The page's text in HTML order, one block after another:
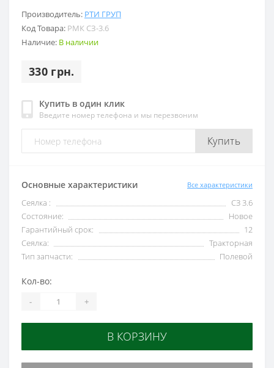
Производитель: РТИ ГРУП
Код Товара: РМК СЗ-3.6
Наличие: В наличии
330 грн.
Купить в один клик
Введите номер телефона и мы перезвоним
Купить
Основные характеристики Все характеристики
Сеялка :
СЗ 3.6
Состояние:
Новое
Гарантийный срок:
12
Сеялка:
Тракторная
Тип запчасти:
Полевой
Кол-во:
- +
В КОРЗИНУ